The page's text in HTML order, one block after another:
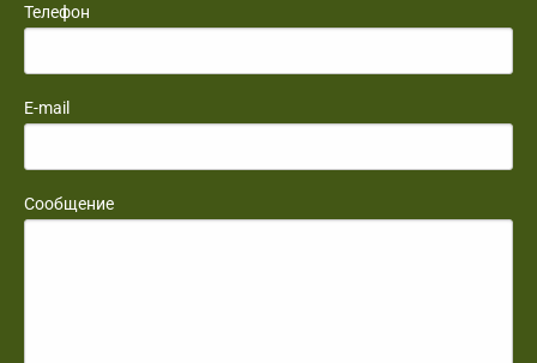
Телефон
E-mail
Сообщение